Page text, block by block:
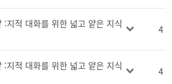
:지적 대화를 위한 넓고 얕은 지식
4
:지적 대화를 위한 넓고 얕은 지식
4